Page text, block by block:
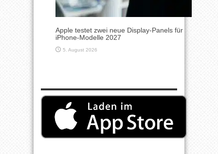
Apple testet zwei neue Display-Panels für
iPhone-Modelle 2027
5. August 2026